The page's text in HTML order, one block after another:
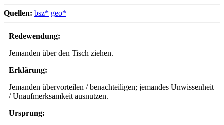
Quellen: bsz* geo*
Redewendung:
Jemanden über den Tisch ziehen.
Erklärung:
Jemanden übervorteilen / benachteiligen; jemandes Unwissenheit
/ Unaufmerksamkeit ausnutzen.
Ursprung: